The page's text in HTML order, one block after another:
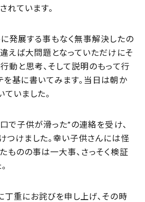
れています。
に発展する事もなく無事解決したの
えば大問題となっていただけにそ
動と思考、そして説明のもって行
を基に書いてみます。当日は朝か
いました。
で子供が滑った”の連絡を受け、
つけました。幸い子供さんには怪
ものの事は一大事、さっそく検証
丁重にお詫びを申し上げ、その時